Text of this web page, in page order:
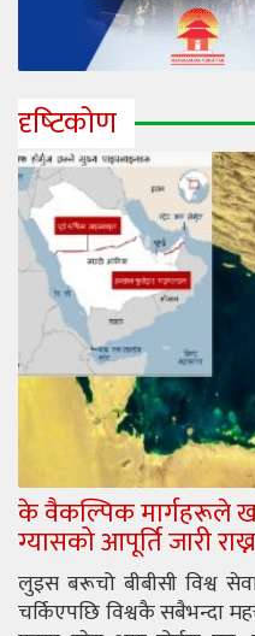
दृष्‍टिकोण
के वैकल्पिक मार्गहरूले
ग्यासको आपूर्ति जारी
लुइस बरूचो बीबीसी विश्व
चर्किएपछि विश्वकै सबैभन्दा